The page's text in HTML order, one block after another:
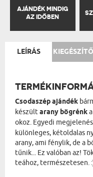
AJÁNDÉK MINDIG
AZ IDŐBEN
LEÍRÁS
Csodaszép ajándék
készült arany bögrénk
okoz. Egyedi
különleges, kétoldalas
arany, ami fénylik, de a
tűnik... Ez valóban az!
teához, természetesen.